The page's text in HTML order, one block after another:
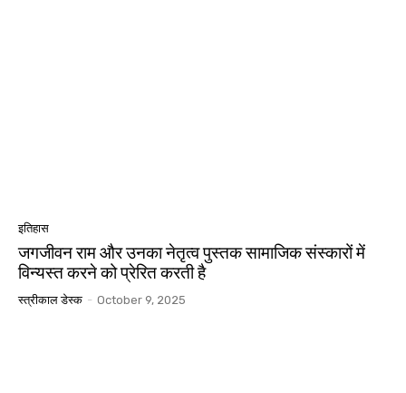
इतिहास
जगजीवन राम और उनका नेतृत्व पुस्तक सामाजिक संस्कारों में
विन्यस्त करने को प्रेरित करती है
स्त्रीकाल डेस्क - October 9, 2025